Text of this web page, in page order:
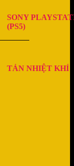
SONY
(PS5)
TẢN NHIỆT KHÍ